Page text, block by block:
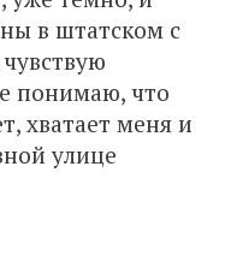
в штатском с
понимаю, что
хватает меня и
улице